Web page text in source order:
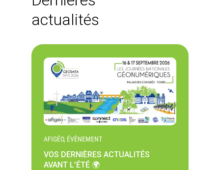
actualités
AFIGÉO, ÉVÈNEMENT
VOS DERNIÈRES ACTUALITÉS
AVANT L’ÉTÉ 🌍